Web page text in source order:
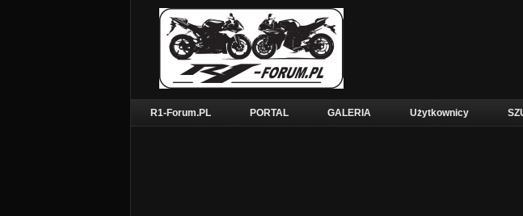
R1-Forum.PL PORTAL GALERIA Użytkownicy